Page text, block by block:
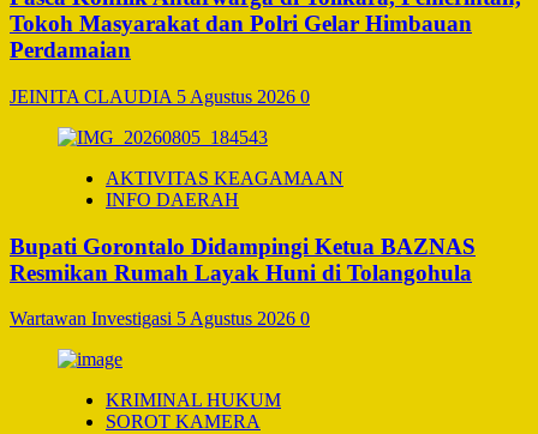
Tokoh Masyarakat dan Polri Gelar Himbauan
Perdamaian
JEINITA CLAUDIA 5 Agustus 2026 0
AKTIVITAS KEAGAMAAN
INFO DAERAH
Bupati Gorontalo Didampingi Ketua BAZNAS
Resmikan Rumah Layak Huni di Tolangohula
Wartawan Investigasi 5 Agustus 2026 0
KRIMINAL HUKUM
SOROT KAMERA